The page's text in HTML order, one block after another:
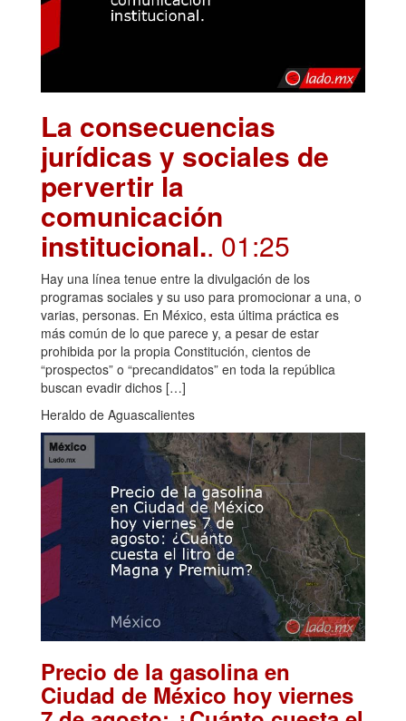
La consecuencias
jurídicas y sociales de
pervertir la
comunicación
institucional.. 01:25
Hay una línea tenue entre la divulgación de los
programas sociales y su uso para promocionar a una, o
varias, personas. En México, esta última práctica es
más común de lo que parece y, a pesar de estar
prohibida por la propia Constitución, cientos de
“prospectos” o “precandidatos” en toda la república
buscan evadir dichos […]
Heraldo de Aguascalientes
Precio de la gasolina en
Ciudad de México hoy viernes